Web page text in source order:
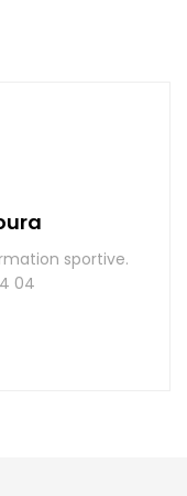
sportive.
04